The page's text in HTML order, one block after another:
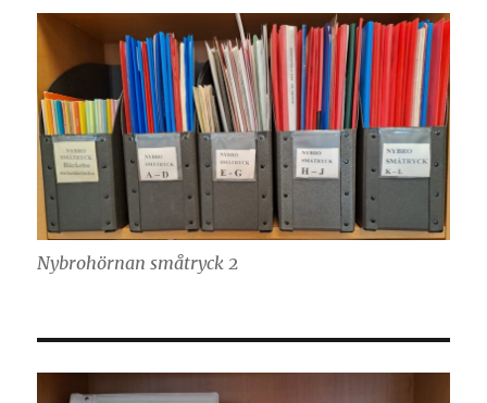
Nybrohörnan småtryck 2